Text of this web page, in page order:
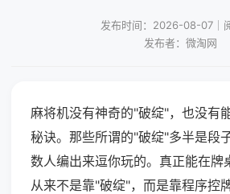
发布时间：2026-08-07｜
发布者：微淘网
麻将机没有神奇的"破绽"，也没有
秘诀。那些所谓的"破绽"多半是段
数人编出来逗你玩的。真正能在牌
从来不是靠"破绽"，而是靠程序控